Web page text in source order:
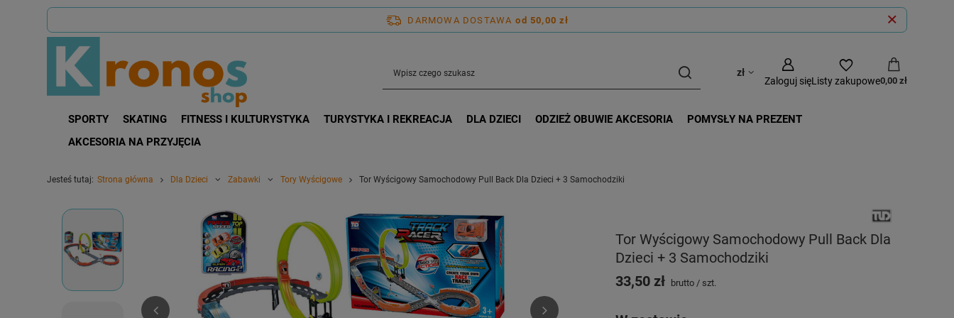
DARMOWA DOSTAWA od 50,00 zł
zł
Zaloguj sięListy zakupowe0,00 zł
SPORTY SKATING FITNESS I KULTURYSTYKA TURYSTYKA I REKREACJA DLA DZIECI ODZIEŻ OBUWIE AKCESORIA
POMYSŁY NA PREZENT
AKCESORIA NA PRZYJĘCIA
Jesteś tutaj: Strona główna Dla Dzieci Zabawki Tory Wyścigowe Tor Wyścigowy Samochodowy Pull Back Dla Dzieci + 3 Samochodziki
Tor Wyścigowy Samochodowy Pull Back Dla
Dzieci + 3 Samochodziki
33,50 zł brutto / szt.